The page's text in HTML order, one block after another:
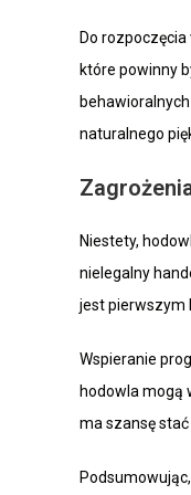
Do
które powinny
naturalnego
Niestety,
nielegalny
jest pierwszym
Wspieranie
hodowla mogą
ma szansę stać